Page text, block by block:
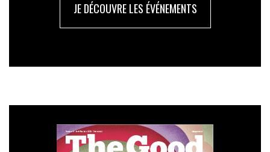
JE DÉCOUVRE LES ÉVÉNEMENTS